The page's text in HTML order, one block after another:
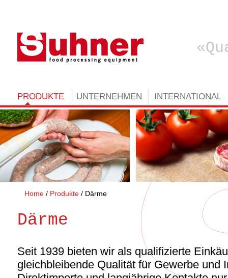
PRODUKTE UNTERNEHMEN INTERNATIONAL
Home Produkte Därme
Därme
Seit 1939 bieten wir als qualifizierte
gleichbleibende Qualität für Gewerbe und